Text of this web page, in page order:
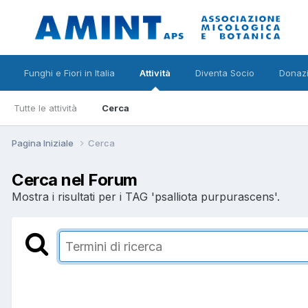
Funghi e Fiori in Italia Attività
Tutte le attività Cerca
Diventa Socio
Pagina Iniziale Cerca
Cerca nel Forum
Mostra i risultati per i TAG 'psalliota purpurascens'.